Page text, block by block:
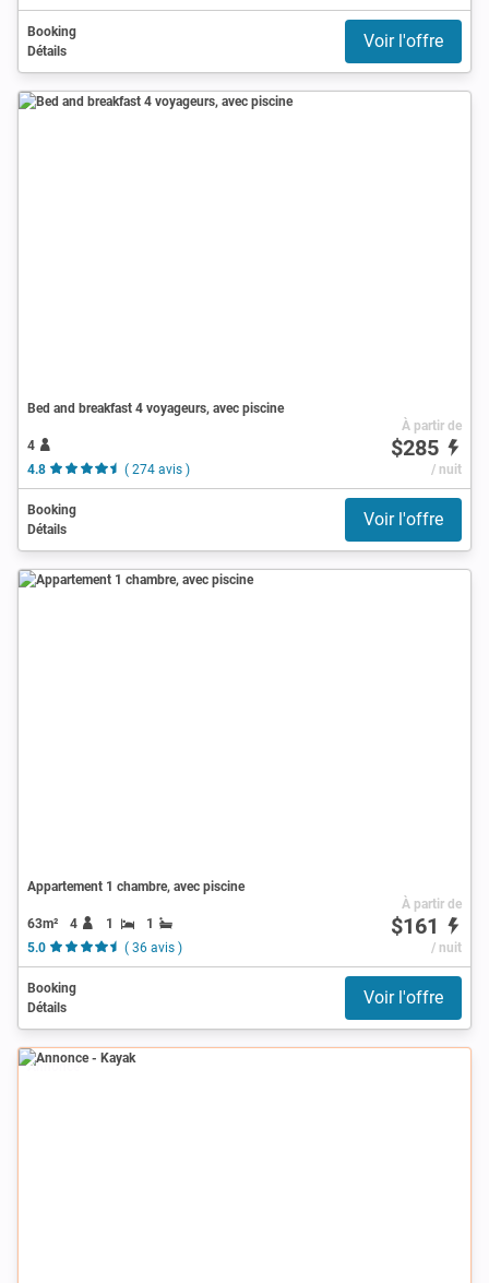
Booking
Détails
Voir l'offre
Bed and breakfast 4 voyageurs, avec piscine
4
4.8
( 274 avis )
À partir de
$285
/ nuit
Booking
Détails
Voir l'offre
Appartement 1 chambre, avec piscine
63m² 4 1
1
5.0
( 36 avis )
À partir de
$161
/ nuit
Booking
Détails
Voir l'offre
Annonce